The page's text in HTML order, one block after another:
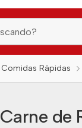
Comidas Rápidas
Carne de